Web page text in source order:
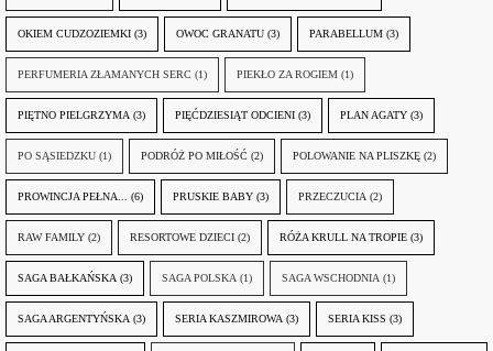
OKIEM CUDZOZIEMKI (3) OWOC GRANATU (3) PARABELLUM (3)
PERFUMERIA ZŁAMANYCH SERC (1) PIEKŁO ZA ROGIEM (1)
PIĘTNO PIELGRZYMA (3) PIĘĆDZIESIĄT ODCIENI (3) PLAN AGATY (3)
PO SĄSIEDZKU (1) PODRÓŻ PO MIŁOŚĆ (2) POLOWANIE NA PLISZKĘ (2)
PROWINCJA PEŁNA... (6) PRUSKIE BABY (3) PRZECZUCIA (2)
RAW FAMILY (2) RESORTOWE DZIECI (2) RÓŻA KRULL NA TROPIE (3)
SAGA BAŁKAŃSKA (3) SAGA POLSKA (1) SAGA WSCHODNIA (1)
SAGA ARGENTYŃSKA (3) SERIA KASZMIROWA (3) SERIA KISS (3)